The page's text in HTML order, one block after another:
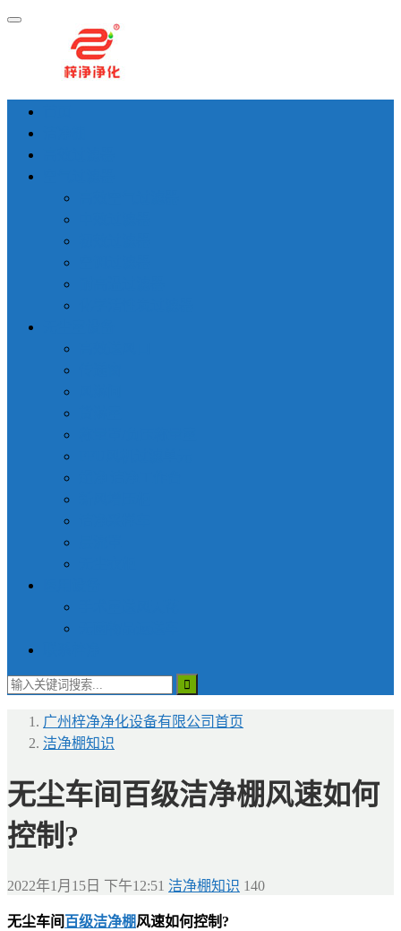
广州梓净净化设备有限公司首页
洁净棚知识
无尘车间百级洁净棚风速如何
控制?
2022年1月15日 下午12:51 洁净棚知识 140
无尘车间 百级洁净棚风速如何控制?